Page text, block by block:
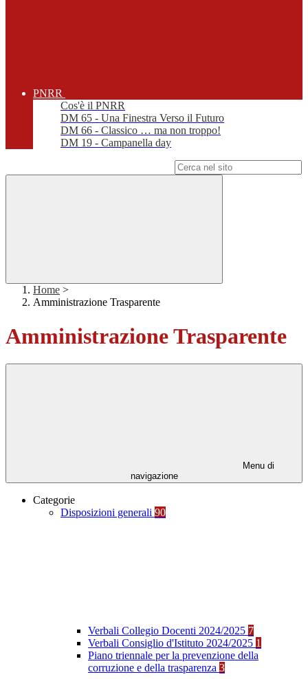
PNRR
Cos'è il PNRR
DM 65 - Una Finestra Verso il Futuro
DM 66 - Classico … ma non troppo!
DM 19 - Campanella day
Home >
Amministrazione Trasparente
Amministrazione Trasparente
Menu di
navigazione
Categorie
Disposizioni generali 90
Verbali Collegio Docenti 2024/2025 7
Verbali Consiglio d'Istituto 2024/2025 1
Piano triennale per la prevenzione della
corruzione e della trasparenza 3